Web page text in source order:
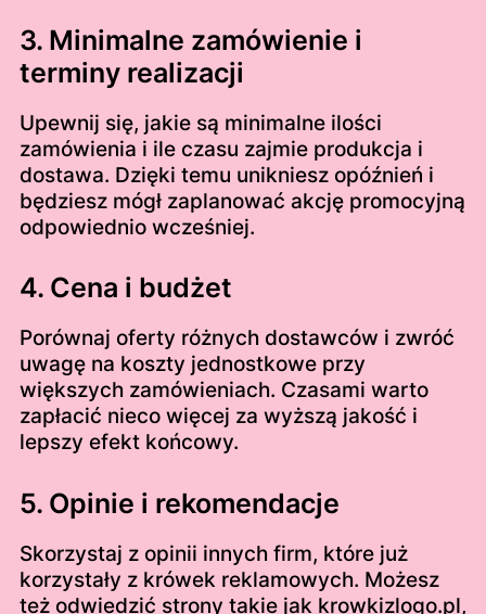
3. Minimalne zamówienie i
terminy realizacji
Upewnij się, jakie są minimalne ilości
zamówienia i ile czasu zajmie produkcja i
dostawa. Dzięki temu unikniesz opóźnień i
będziesz mógł zaplanować akcję promocyjną
odpowiednio wcześniej.
4. Cena i budżet
Porównaj oferty różnych dostawców i zwróć
uwagę na koszty jednostkowe przy
większych zamówieniach. Czasami warto
zapłacić nieco więcej za wyższą jakość i
lepszy efekt końcowy.
5. Opinie i rekomendacje
Skorzystaj z opinii innych firm, które już
korzystały z krówek reklamowych. Możesz
też odwiedzić strony takie jak krowkizlogo.pl,